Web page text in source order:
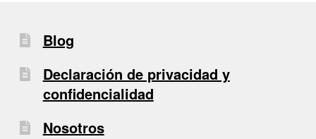
Blog
Declaración de privacidad y
confidencialidad
Nosotros